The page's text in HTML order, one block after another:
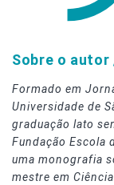
Sobre o autor
Formado em
Universidade de
graduação lato
Fundação Escola
uma monografia
mestre em